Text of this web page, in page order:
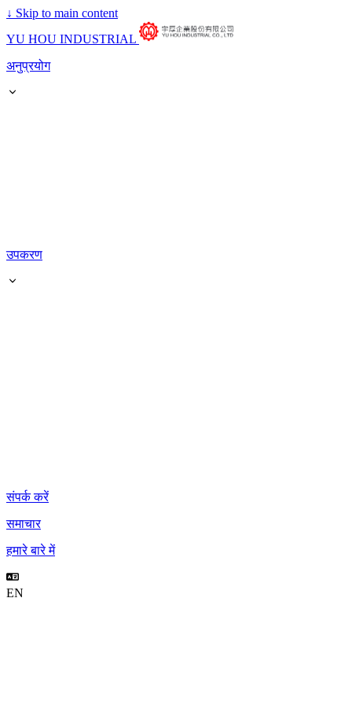
↓ Skip to main content
YU HOU INDUSTRIAL
अनुप्रयोग
उपकरण
संपर्क करें
समाचार
हमारे बारे में
EN